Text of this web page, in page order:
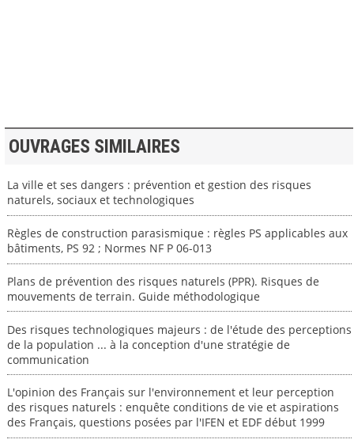
OUVRAGES SIMILAIRES
La ville et ses dangers : prévention et gestion des risques
naturels, sociaux et technologiques
Règles de construction parasismique : règles PS applicables aux
bâtiments, PS 92 ; Normes NF P 06-013
Plans de prévention des risques naturels (PPR). Risques de
mouvements de terrain. Guide méthodologique
Des risques technologiques majeurs : de l'étude des perceptions
de la population ... à la conception d'une stratégie de
communication
L'opinion des Français sur l'environnement et leur perception
des risques naturels : enquête conditions de vie et aspirations
des Français, questions posées par l'IFEN et EDF début 1999